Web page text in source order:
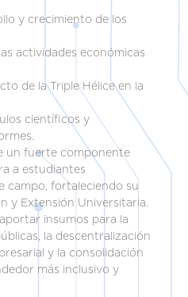
y crecimiento de los
actividades económicas
de la Triple Hélice en la
científicos y
un fuerte componente
a estudiantes
campo, fortaleciendo su
y Extensión Universitaria.
insumos para la
la descentralización
y la consolidación
más inclusivo y